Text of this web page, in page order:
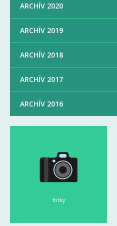
ARCHÍV 2020
ARCHÍV 2019
ARCHÍV 2018
ARCHÍV 2017
ARCHÍV 2016
fotky